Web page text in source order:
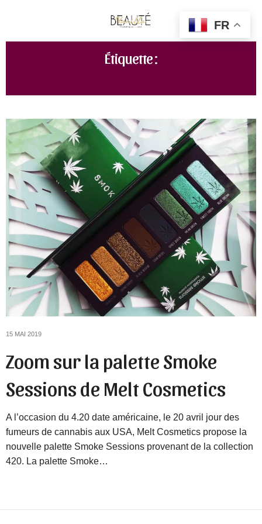
Étiquette :
15 MAI 2019
Zoom sur la palette Smoke
Sessions de Melt Cosmetics
A l’occasion du 4.20 date américaine, le 20 avril jour des
fumeurs de cannabis aux USA, Melt Cosmetics propose la
nouvelle palette Smoke Sessions provenant de la collection
420. La palette Smoke…
FR